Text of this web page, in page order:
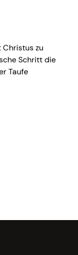
zu
Schritt die
Taufe